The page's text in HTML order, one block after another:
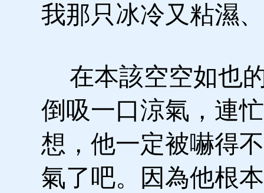
我那只冰冷又粘濕
在本該空空如也
倒吸一口涼氣，連
想，他一定被嚇得
氣了吧。因為他根